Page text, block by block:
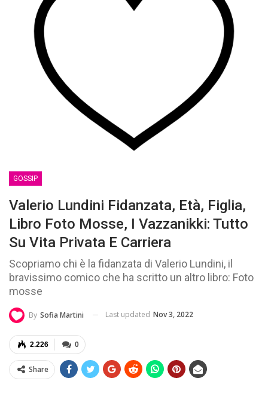
GOSSIP
Valerio Lundini Fidanzata, Età, Figlia,
Libro Foto Mosse, I Vazzanikki: Tutto
Su Vita Privata E Carriera
Scopriamo chi è la fidanzata di Valerio Lundini, il
bravissimo comico che ha scritto un altro libro: Foto
mosse
By Sofia Martini Last updated Nov 3, 2022
0
2.226
Share